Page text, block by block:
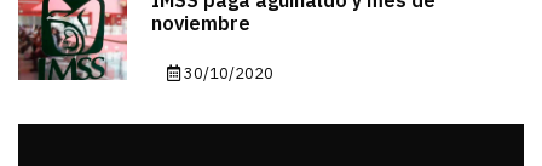
noviembre
30/10/2020